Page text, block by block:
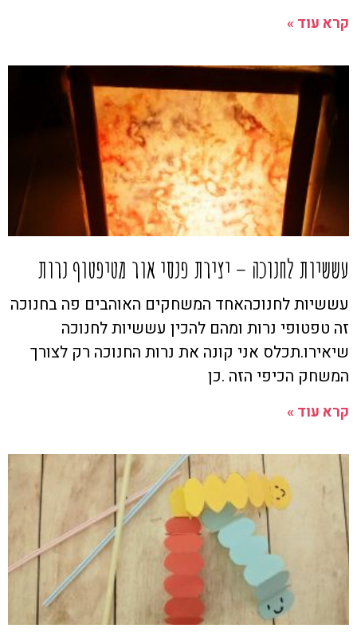
קרא עוד »
עששיות לחנוכה – יצירת פנסי אור מטיפטוף נרות
עששיות לחנוכהאחד המשחקים האוהבים פה בחנוכה
זה טפטופי נרות ומהם להכין עששיות לחנוכה
שיאירו.תכלס אני קונה את נרות החנוכה רק לצורך
המשחק הכיפי הזה .כן
קרא עוד »